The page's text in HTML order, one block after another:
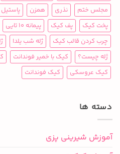
مجلس ختم
نذری همزن پاستیل
پخت کیک
پف کیک پیمانه 10 تایی
چرب کردن قالب کیک
ژله شب یلدا
ژله چیست؟
کیک با خمیر فوندانت
کیک عروسکی
کیک فوندانت
دسته ها
آموزش شیرینی پزی